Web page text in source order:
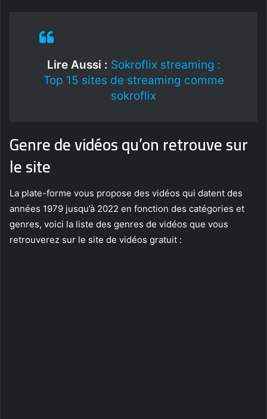
Lire Aussi : Sokroflix streaming :
Top 15 sites de streaming comme
sokroflix
Genre de vidéos qu’on retrouve sur
le site
La plate-forme vous propose des vidéos qui datent des
années 1979 jusqu’à 2022 en fonction des catégories et
genres, voici la liste des genres de vidéos que vous
retrouverez sur le site de vidéos gratuit :